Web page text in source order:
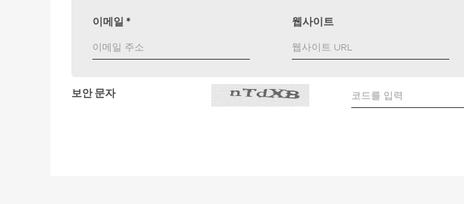
이메일 * 웹사이트
보안 문자